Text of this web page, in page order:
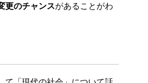
更のチャンスがあることがわ